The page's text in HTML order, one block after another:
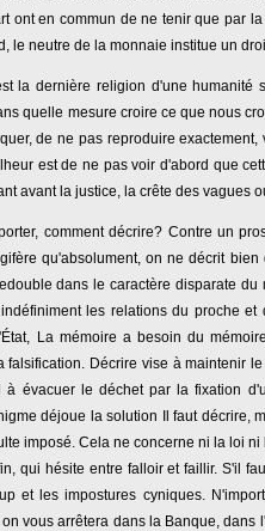
ont en commun de ne tenir que par
le neutre de la monnaie institue un
la dernière religion d'une
quelle mesure croire ce que nous
de ne pas reproduire
est de ne pas voir d'abord que
avant la justice, la crête des vagues
comment décrire? Contre un
qu'absolument, on ne décrit
dans le caractère disparate
les relations du proche
La mémoire a besoin du
falsification. Décrire vise à maintenir
à évacuer le déchet par la fixation
déjoue la solution Il faut décrire,
imposé. Cela ne concerne ni la loi
qui hésite entre falloir et faillir. S'il
et les impostures cyniques.
vous arrêtera dans la Banque,